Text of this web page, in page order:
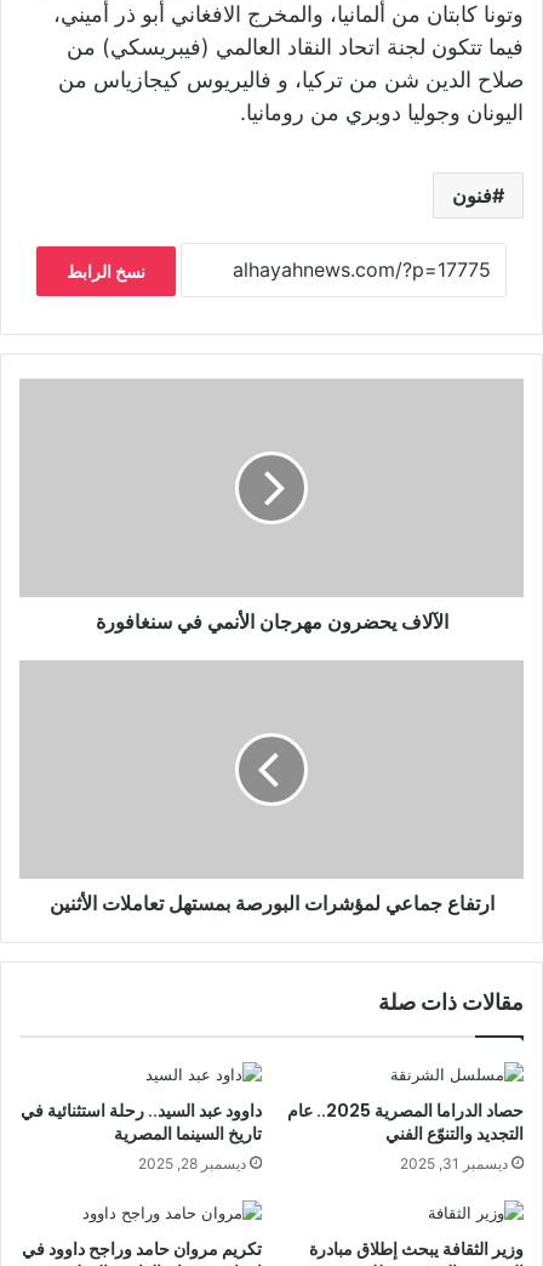
وتونا كابتان من ألمانيا، والمخرج الافغاني أبو ذر أميني،
فيما تتكون لجنة اتحاد النقاد العالمي (فيبريسكي) من
صلاح الدين شن من تركيا، و فاليريوس كيجازياس من
اليونان وجوليا دوبري من رومانيا.
فنون
نسخ الرابط
الآلاف يحضرون مهرجان الأنمي في سنغافورة
ارتفاع جماعي لمؤشرات البورصة بمستهل تعاملات الأثنين
مقالات ذات صلة
حصاد الدراما المصرية 2025.. عام
التجديد والتنوّع الفني
ديسمبر 31, 2025
داوود عبد السيد.. رحلة استثنائية في
تاريخ السينما المصرية
ديسمبر 28, 2025
وزير الثقافة يبحث إطلاق مبادرة
تكريم مروان حامد وراجح داوود في